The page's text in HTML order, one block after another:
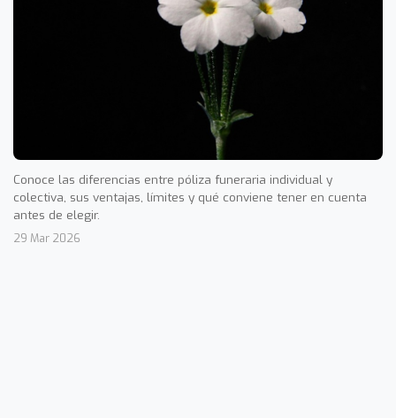
Conoce las diferencias entre póliza funeraria individual y
colectiva, sus ventajas, límites y qué conviene tener en cuenta
antes de elegir.
29 Mar 2026